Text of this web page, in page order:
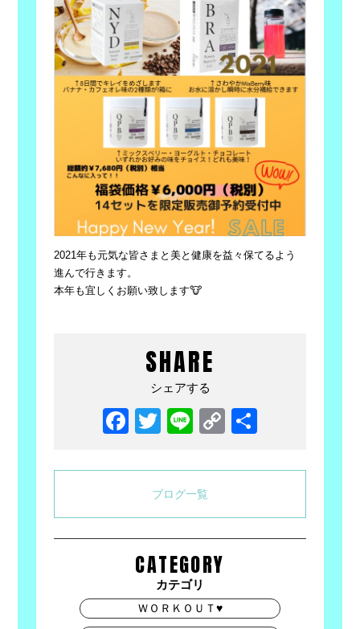
2021年も元気な皆さまと美と健康を益々保てるよう
進んで行きます。
本年も宜しくお願い致します🐮
SHARE
シェアする
Facebook
Twitter
LineCopy
ブログ一覧
CATEGORY
カテゴリ
ＷＯＲＫＯＵＴ♥